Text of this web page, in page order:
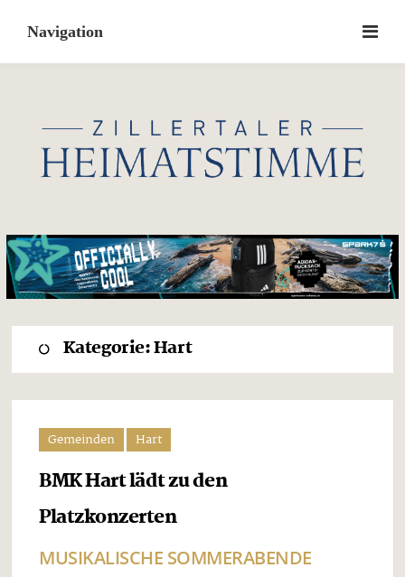
content
Kategorie:Hart
Gemeinden Hart
BMK Hart lädt zu den
Platzkonzerten
MUSIKALISCHE SOMMERABENDE